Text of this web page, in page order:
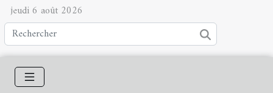
jeudi 6 août 2026